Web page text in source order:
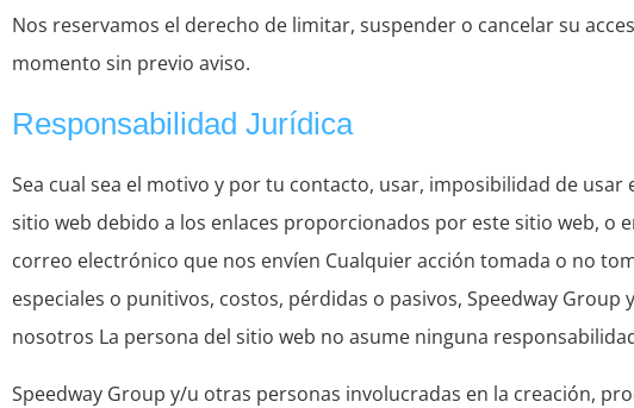
Nos reservamos el derecho de limitar, suspender o cancelar su
momento sin previo aviso.
Responsabilidad Jurídica
Sea cual sea el motivo y por tu contacto, usar, imposibilidad de
sitio web debido a los enlaces proporcionados por este sitio web, o
correo electrónico que nos envíen Cualquier acción tomada o no
especiales o punitivos, costos, pérdidas o pasivos, Speedway
nosotros La persona del sitio web no asume ninguna
Speedway Group y/u otras personas involucradas en la creación,